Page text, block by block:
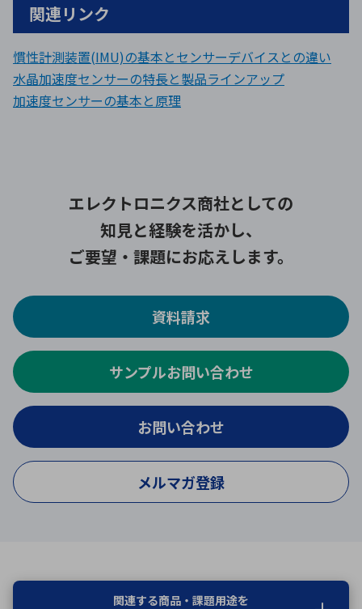
関連リンク
慣性計測装置(IMU)の基本とセンサーデバイスとの違い
水晶加速度センサーの特長と製品ラインアップ
加速度センサーの基本と原理
エレクトロニクス商社としての
知見と経験を活かし、
ご要望・課題にお応えします。
資料請求
サンプルお問い合わせ
お問い合わせ
メルマガ登録
関連する商品・課題用途を